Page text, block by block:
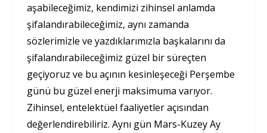
aşabileceğimiz, kendimizi zihinsel anlamda
şifalandırabileceğimiz, aynı zamanda
sözlerimizle ve yazdıklarımızla başkalarını da
şifalandırabileceğimiz güzel bir süreçten
geçiyoruz ve bu açının kesinleşeceği Perşembe
günü bu güzel enerji maksimuma varıyor.
Zihinsel, entelektüel faaliyetler açısından
değerlendirebiliriz. Aynı gün Mars-Kuzey Ay